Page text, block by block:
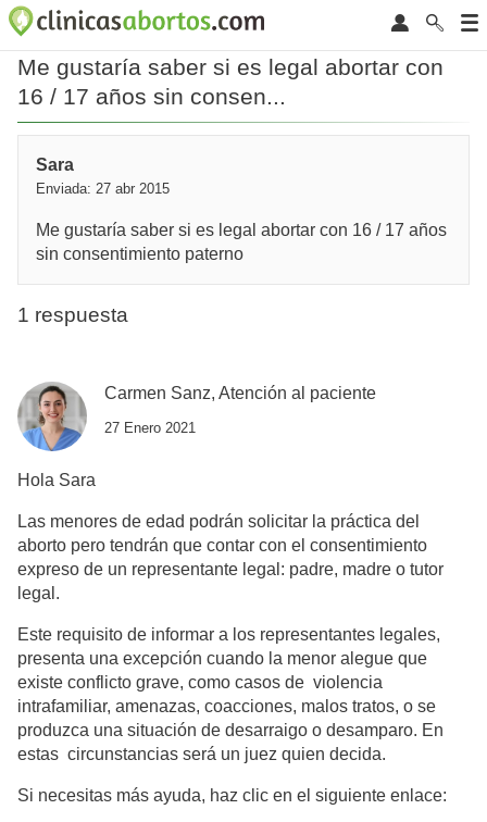
Me gustaría saber si es legal abortar con
16 / 17 años sin consen...
Sara
Enviada: 27 abr 2015
Me gustaría saber si es legal abortar con 16 / 17 años
sin consentimiento paterno
1 respuesta
Carmen Sanz, Atención al paciente
27 Enero 2021
Hola Sara
Las menores de edad podrán solicitar la práctica del
aborto pero tendrán que contar con el consentimiento
expreso de un representante legal: padre, madre o tutor
legal.
Este requisito de informar a los representantes legales,
presenta una excepción cuando la menor alegue que
existe conflicto grave, como casos de violencia
intrafamiliar, amenazas, coacciones, malos tratos, o se
produzca una situación de desarraigo o desamparo. En
estas circunstancias será un juez quien decida.
Si necesitas más ayuda, haz clic en el siguiente enlace: